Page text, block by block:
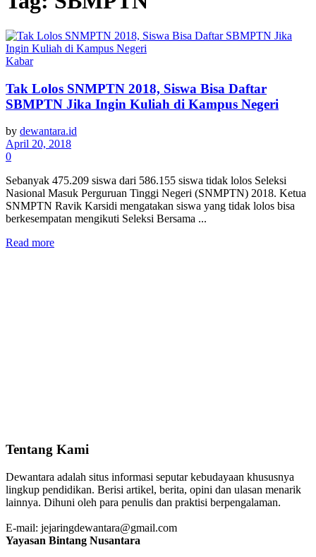
Kabar
Tak Lolos SNMPTN 2018, Siswa Bisa Daftar
SBMPTN Jika Ingin Kuliah di Kampus Negeri
by dewantara.id
April 20, 2018
0
Sebanyak 475.209 siswa dari 586.155 siswa tidak lolos Seleksi
Nasional Masuk Perguruan Tinggi Negeri (SNMPTN) 2018. Ketua
SNMPTN Ravik Karsidi mengatakan siswa yang tidak lolos bisa
berkesempatan mengikuti Seleksi Bersama ...
Read more
Tentang Kami
Dewantara adalah situs informasi seputar kebudayaan khususnya
lingkup pendidikan. Berisi artikel, berita, opini dan ulasan menarik
lainnya. Dihuni oleh para penulis dan praktisi berpengalaman.
E-mail: jejaringdewantara@gmail.com
Yayasan Bintang Nusantara